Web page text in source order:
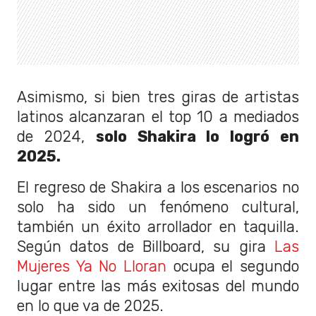
Asimismo, si bien tres giras de artistas
latinos alcanzaran el top 10 a mediados
de 2024, solo Shakira lo logró en
2025.
El regreso de Shakira a los escenarios no
solo ha sido un fenómeno cultural,
también un éxito arrollador en taquilla.
Según datos de Billboard, su gira
Las
Mujeres Ya No Lloran ocupa el segundo
lugar entre las más exitosas del mundo
en lo que va de 2025.